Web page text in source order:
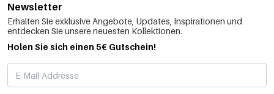
Newsletter
Erhalten Sie exklusive Angebote, Updates, Inspirationen und
entdecken Sie unsere neuesten Kollektionen.
Holen Sie sich einen 5€ Gutschein!